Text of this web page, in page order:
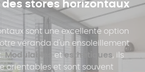
stores horizontaux
sont une excellente option
véranda d'un ensoleillement
Modulables etesthétiques, ils
orientables et sont souvent